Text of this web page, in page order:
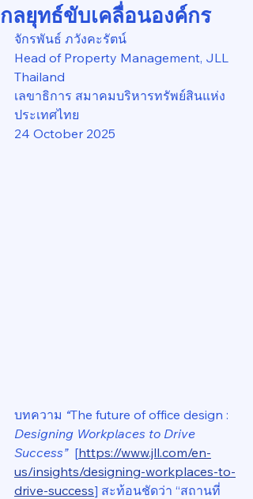
กลยุทธ์ขับเคลื่อนองค์กร
จักรพันธ์ ภวังคะรัตน์
Head of Property Management, JLL
Thailand
เลขาธิการ สมาคมบริหารทรัพย์สินแห่ง
ประเทศไทย
24 October 2025
บทความ “The future of office design :
Designing Workplaces to Drive
Success” [https://www.jll.com/en-
us/insights/designing-workplaces-to-
drive-success] สะท้อนชัดว่า “สถานที่